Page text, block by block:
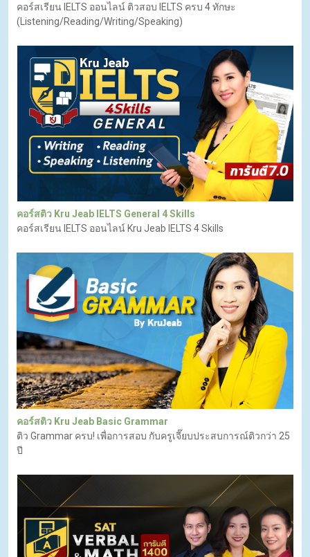
คอร์สเรียน IELTS ออนไลน์ ติวสอบ IELTS ครบ 4 ทักษะ
(Listening/Reading/Writing/Speaking)
คอร์สติว Kru Jeab IELTS General 4 Skills
คอร์สเรียน IELTS ออนไลน์ Kru Jeab IELTS 4 Skills
คอร์สติว Kru Jeab Basic Grammar
ติว Grammar ครบ! เพื่อการสอบ กับครูเจี๊ยบประสบการณ์ติวกว่า 25
ปี